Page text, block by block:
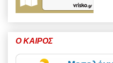
Ο ΚΑΙΡΟΣ